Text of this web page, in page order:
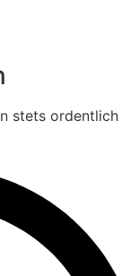
stets ordentlich